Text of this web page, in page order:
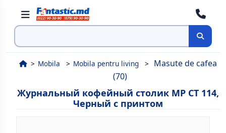
Поиск
Mobila Mobila pentru living
Masute de cafea
(70)
Журнальный кофейный столик MP CT 114,
Черный с принтом